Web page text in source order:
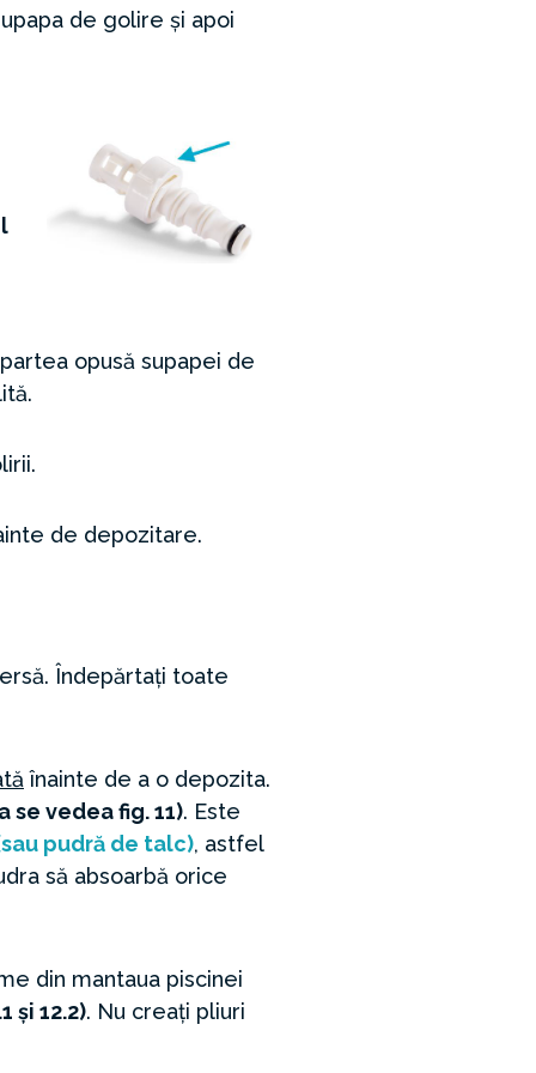
de golire și apoi
opusă supapei de
de depozitare.
Îndepărtați toate
înainte de a o depozita.
se vedea fig. 11). Este
pudră de talc), astfel
să absoarbă orice
din mantaua piscinei
și 12.2). Nu creați pliuri